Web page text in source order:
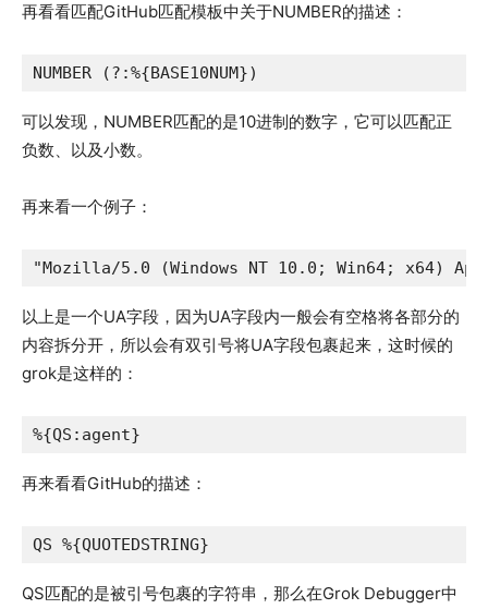
再看看匹配GitHub匹配模板中关于NUMBER的描述：
NUMBER (?:%{BASE10NUM})
可以发现，NUMBER匹配的是10进制的数字，它可以匹配正
负数、以及小数。
再来看一个例子：
"Mozilla/5.0 (Windows NT 10.0; Win64; x64)
以上是一个UA字段，因为UA字段内一般会有空格将各部分的
内容拆分开，所以会有双引号将UA字段包裹起来，这时候的
grok是这样的：
%{QS:agent}
再来看看GitHub的描述：
QS %{QUOTEDSTRING}
QS匹配的是被引号包裹的字符串，那么在Grok Debugger中